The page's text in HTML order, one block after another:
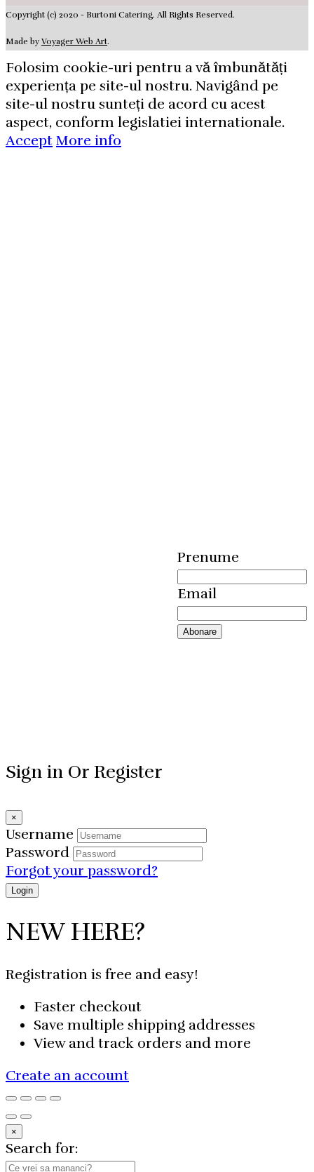
Copyright (c) 2020 - Burtoni Catering. All Rights Reserved.
Made by Voyager Web Art.
Folosim cookie-uri pentru a vă îmbunătăți
experiența pe site-ul nostru. Navigând pe
site-ul nostru sunteți de acord cu acest
aspect, conform legislatiei internationale.
Accept More info
Prenume
Email
Sign in Or Register
×
Username
Password
Forgot your password?
NEW HERE?
Registration is free and easy!
Faster checkout
Save multiple shipping addresses
View and track orders and more
Create an account
×
Search for: